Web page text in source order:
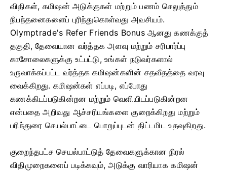
விதிகள், கமிஷன் அடுக்குகள் மற்றும் பணம் செலுத்தும்
நிபந்தனைகளைப் புரிந்துகொள்வது அவசியம்.
Olymptrade's Refer Friends Bonus ஆனது கணக்குத்
தகுதி, தேவையான வர்த்தக அளவு மற்றும் சரிபார்ப்பு
காசோலைகளுக்கு உட்பட்டு, உங்கள் நடுவர்களால்
உருவாக்கப்பட்ட வர்த்தக கமிஷன்களின் சதவீதத்தை வரவு
வைக்கிறது. கமிஷன்கள் எப்படி, எப்போது
கணக்கிடப்படுகின்றன மற்றும் வெளியிடப்படுகின்றன
என்பதை அறிவது ஆச்சரியங்களை குறைக்கிறது மற்றும்
பரிந்துரை செயல்பாட்டை பொறுப்புடன் திட்டமிட உதவுகிறது.
குறைந்தபட்ச செயல்பாட்டுத் தேவைகளுக்கான நிரல்
விதிமுறைகளைப் படிக்கவும், அடுக்கு வாரியாக கமிஷன்